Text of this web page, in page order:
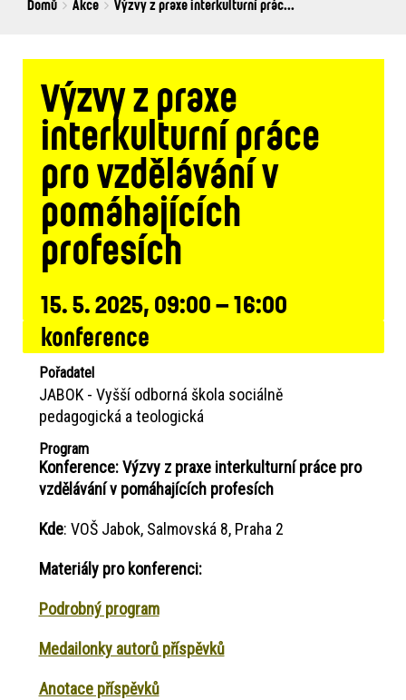
Breadcrumbs
You
Domů Akce Výzvy z praxe interkulturní prác...
Výzvy z praxe
interkulturní práce
pro vzdělávání v
pomáhajících
profesích
15. 5. 2025, 09:00 – 16:00
konference
Pořadatel
JABOK - Vyšší odborná škola sociálně
pedagogická a teologická
Program
Konference: Výzvy z praxe interkulturní práce pro
vzdělávání v pomáhajících profesích
Kde: VOŠ Jabok, Salmovská 8, Praha 2
Materiály pro konferenci:
Podrobný program
Medailonky autorů příspěvků
Anotace příspěvků